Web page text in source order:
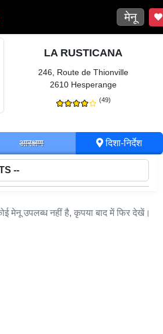
मेनू
LA RUSTICANA
246, Route de Thionville
2610 Hesperange
(49)
आरक्षण दिशा-निर्देश
मेनू उपलब्ध नहीं है, कृपया बाद में फिर देखें।